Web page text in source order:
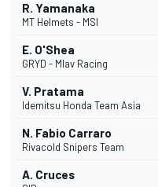
R. Yamanaka
MT Helmets - MSI
E. O'Shea
GRYD - Mlav Racing
V. Pratama
Idemitsu Honda Team Asia
N. Fabio Carraro
Rivacold Snipers Team
A. Cruces